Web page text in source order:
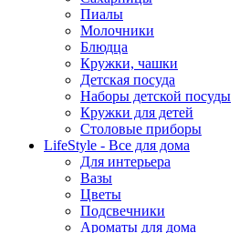
Пиалы
Молочники
Блюдца
Кружки, чашки
Детская посуда
Наборы детской посуды
Кружки для детей
Столовые приборы
LifeStyle - Все для дома
Для интерьера
Вазы
Цветы
Подсвечники
Ароматы для дома